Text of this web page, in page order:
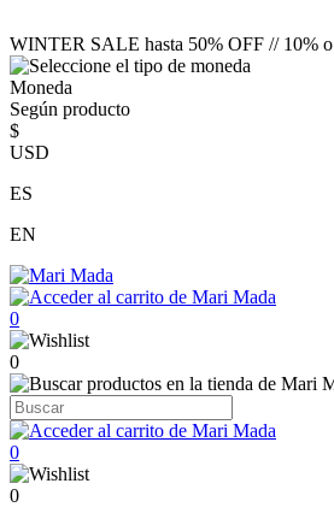
WINTER SALE hasta 50% OFF // 10%
Moneda
Según producto
$
USD
ES
EN
0
0
0
0